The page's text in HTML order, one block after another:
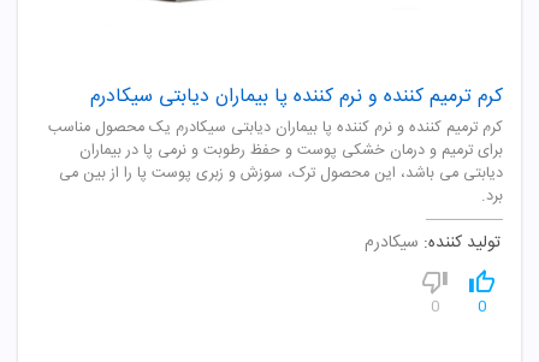
کرم ترمیم کننده و نرم کننده پا بیماران دیابتی سیکادرم
کرم ترمیم کننده و نرم کننده پا بیماران دیابتی سیکادرم یک محصول مناسب
برای ترمیم و درمان خشکی پوست و حفظ رطوبت و نرمی پا در بیماران
دیابتی می باشد، این محصول ترک، سوزش و زبری پوست پا را از بین می
برد.
تولید کننده: سیکادرم
0
0